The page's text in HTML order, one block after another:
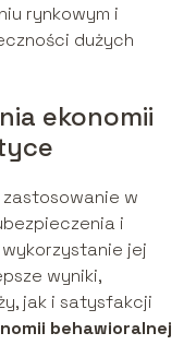
rynkowym i
dużych
ekonomii
w
i
jej
wyniki,
jak i satysfakcji
behawioralnej